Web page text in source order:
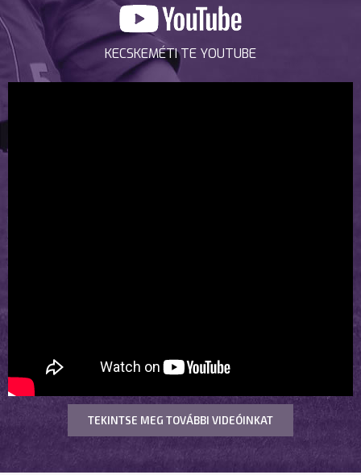
KECSKEMÉTI TE YOUTUBE
TEKINTSE MEG TOVÁBBI VIDEÓINKAT